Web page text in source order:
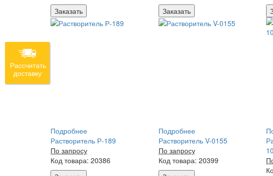
Заказать
Заказать
Подробнее
Растворитель Р-189
По запросу
Код товара: 20386
Подробнее
Растворитель V-0155
По запросу
Код товара: 20399
Рассчитать
доставку